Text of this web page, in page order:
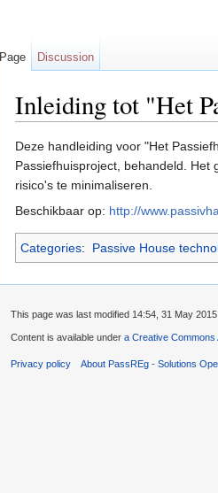
Inleiding tot "Het
Deze handleiding voor "Het
Passiefhuisproject, behandeld.
risico's te minimaliseren.
Beschikbaar op: http://
Categories: Passive House
Page Discussion
This page was last modified 14:54, 31 May
Content is available under a Creative Commons
Privacy policy About PassREg - Solutions